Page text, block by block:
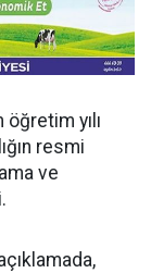
yılı
resmi
ve